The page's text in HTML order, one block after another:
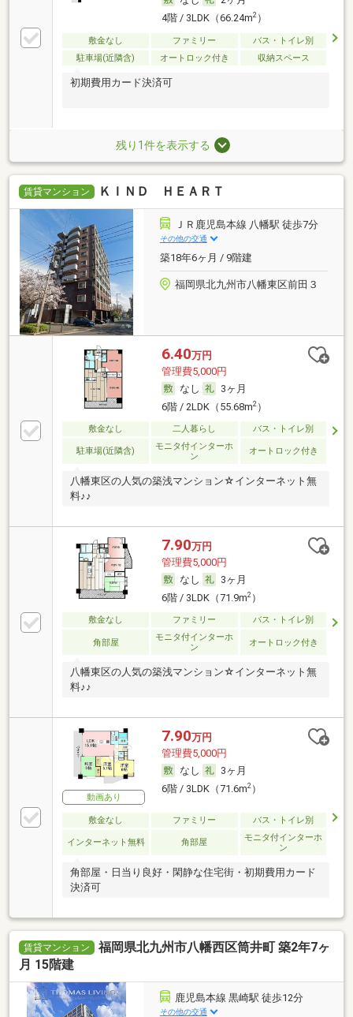
4階 / 3LDK（66.24m2）
敷金なし ファミリー
バス・トイレ別
駐車場(近隣含)
オートロック付き 収納スペース
初期費用カード決済可
残り1件を表示する
賃貸マンション ＫＩＮＤ ＨＥＡＲＴ
ＪＲ鹿児島本線 八幡駅 徒歩7分
その他の交通
築18年6ヶ月 / 9階建
福岡県北九州市八幡東区前田３
6.40万円
管理費5,000円
なし
3ヶ月
6階 / 2LDK（55.68m2）
敷金なし 二人暮らし バス・トイレ別
駐車場(近隣含)
モニタ付インターホ
ン
オートロック付き
八幡東区の人気の築浅マンション☆インターネット無
料♪♪
7.90万円
管理費5,000円
なし
3ヶ月
6階 / 3LDK（71.9m2）
敷金なし ファミリー バス・トイレ別
角部屋
モニタ付インターホ
ン
オートロック付き
八幡東区の人気の築浅マンション☆インターネット無
料♪♪
動画あり
7.90万円
管理費5,000円
なし
3ヶ月
6階 / 3LDK（71.6m2）
敷金なし ファミリー バス・トイレ別
インターネット無料 角部屋
モニタ付インターホ
ン
角部屋・日当り良好・閑静な住宅街・初期費用カード
決済可
賃貸マンション
福岡県北九州市八幡西区筒井町 築2年7ヶ
月 15階建
鹿児島本線 黒崎駅 徒歩12分
その他の交通